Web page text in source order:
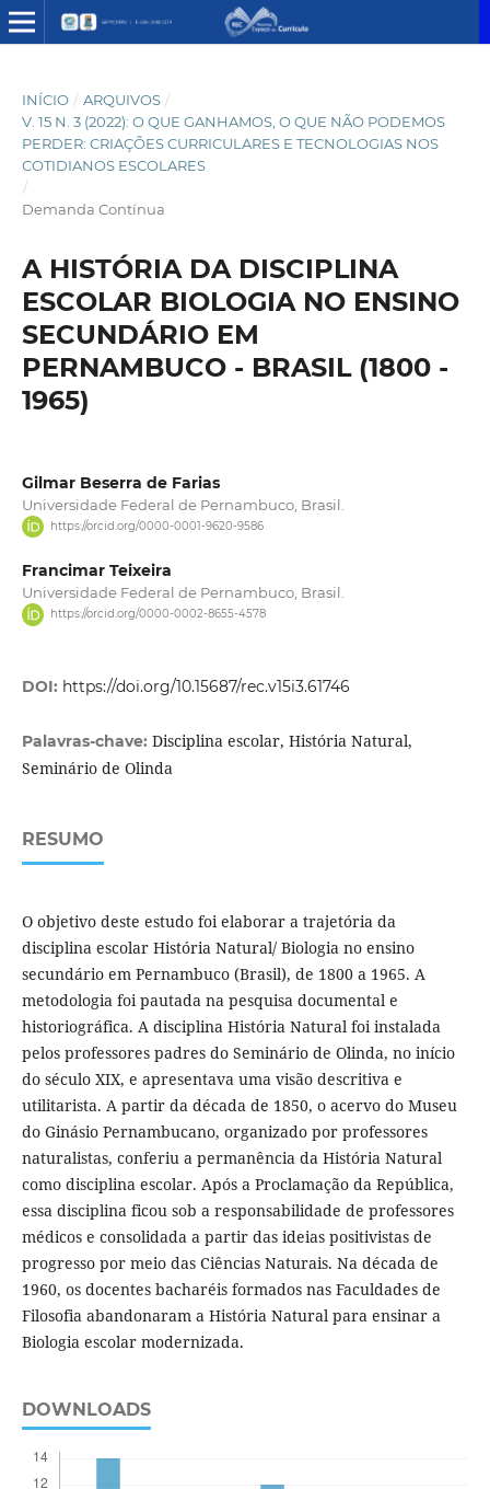
INÍCIO / ARQUIVOS /
V. 15 N. 3 (2022): O QUE GANHAMOS, O QUE NÃO PODEMOS
PERDER: CRIAÇÕES CURRICULARES E TECNOLOGIAS NOS
COTIDIANOS ESCOLARES
/
Demanda Contínua
A HISTÓRIA DA DISCIPLINA
ESCOLAR BIOLOGIA NO ENSINO
SECUNDÁRIO EM
PERNAMBUCO - BRASIL (1800 -
1965)
Gilmar Beserra de Farias
Universidade Federal de Pernambuco, Brasil.
https://orcid.org/0000-0001-9620-9586
Francimar Teixeira
Universidade Federal de Pernambuco, Brasil.
https://orcid.org/0000-0002-8655-4578
DOI: https://doi.org/10.15687/rec.v15i3.61746
Palavras-chave: Disciplina escolar, História Natural,
Seminário de Olinda
RESUMO
O objetivo deste estudo foi elaborar a trajetória da
disciplina escolar História Natural/ Biologia no ensino
secundário em Pernambuco (Brasil), de 1800 a 1965. A
metodologia foi pautada na pesquisa documental e
historiográfica. A disciplina História Natural foi instalada
pelos professores padres do Seminário de Olinda, no início
do século XIX, e apresentava uma visão descritiva e
utilitarista. A partir da década de 1850, o acervo do Museu
do Ginásio Pernambucano, organizado por professores
naturalistas, conferiu a permanência da História Natural
como disciplina escolar. Após a Proclamação da República,
essa disciplina ficou sob a responsabilidade de professores
médicos e consolidada a partir das ideias positivistas de
progresso por meio das Ciências Naturais. Na década de
1960, os docentes bacharéis formados nas Faculdades de
Filosofia abandonaram a História Natural para ensinar a
Biologia escolar modernizada.
DOWNLOADS